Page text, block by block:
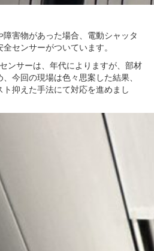
害物があった場合、電動シャッタ
センサーがついています。
ンサーは、年代によりますが、部材
今回の現場は色々思案した結果、
抑えた手法にて対応を進めまし